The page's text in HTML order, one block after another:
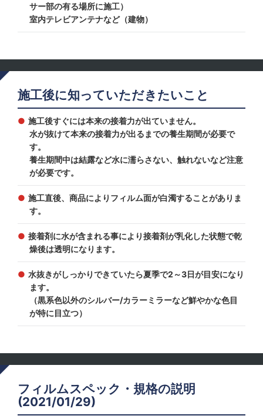
サー部の有る場所に施工）
室内テレビアンテナなど（建物）
施工後に知っていただきたいこと
施工後すぐには本来の接着力が出ていません。
水が抜けて本来の接着力が出るまでの養生期間が必要で
す。
養生期間中は結露など水に濡らさない、触れないなど注意
が必要です。
施工直後、商品によりフィルム面が白濁することがありま
す。
接着剤に水が含まれる事により接着剤が乳化した状態で乾
燥後は透明になります。
水抜きがしっかりできていたら夏季で2～3日が目安になり
ます。
（黒系色以外のシルバー/カラーミラーなど鮮やかな色目
が特に目立つ）
フィルムスペック・規格の説明
(2021/01/29)